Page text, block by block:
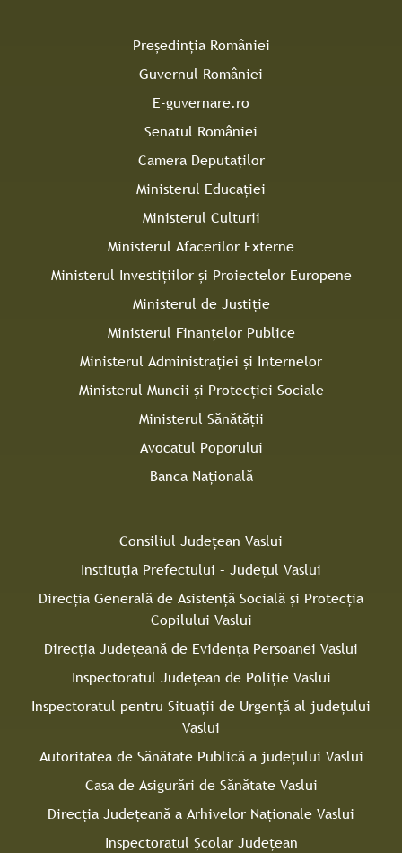
Președinția României
Guvernul României
E-guvernare.ro
Senatul României
Camera Deputaților
Ministerul Educației
Ministerul Culturii
Ministerul Afacerilor Externe
Ministerul Investițiilor și Proiectelor Europene
Ministerul de Justiție
Ministerul Finanțelor Publice
Ministerul Administrației și Internelor
Ministerul Muncii și Protecției Sociale
Ministerul Sănătății
Avocatul Poporului
Banca Națională
Consiliul Judeţean Vaslui
Instituţia Prefectului – Judeţul Vaslui
Direcţia Generală de Asistenţă Socială şi Protecţia
Copilului Vaslui
Direcţia Judeţeană de Evidenţa Persoanei Vaslui
Inspectoratul Judeţean de Poliţie Vaslui
Inspectoratul pentru Situaţii de Urgenţă al judeţului
Vaslui
Autoritatea de Sănătate Publică a judeţului Vaslui
Casa de Asigurări de Sănătate Vaslui
Direcţia Judeţeană a Arhivelor Naţionale Vaslui
Inspectoratul Şcolar Judeţean